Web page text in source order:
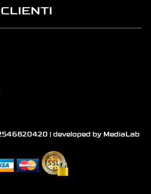
| developed by MediaLab